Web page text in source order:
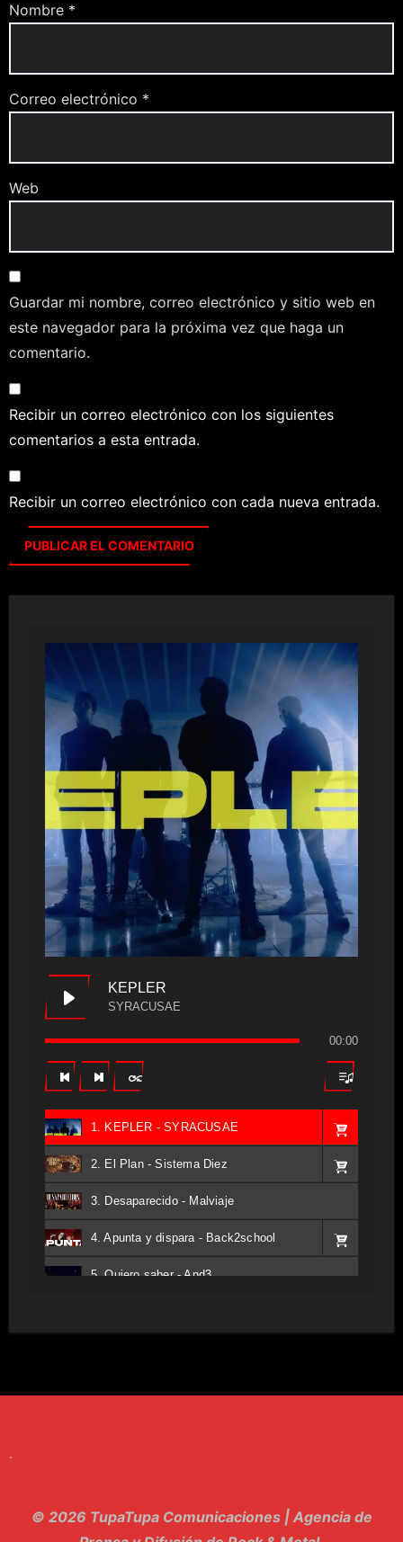
Nombre *
Correo electrónico *
Web
Guardar mi nombre, correo electrónico y sitio web en
este navegador para la próxima vez que haga un
comentario.
Recibir un correo electrónico con los siguientes
comentarios a esta entrada.
Recibir un correo electrónico con cada nueva entrada.
KEPLER
SYRACUSAE
00:00
1. KEPLER - SYRACUSAE
2. El Plan - Sistema Diez
3. Desaparecido - Malviaje
4. Apunta y dispara - Back2school
5. Quiero saber - And3
.
© 2026 TupaTupa Comunicaciones | Agencia de